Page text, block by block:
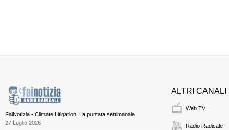
FaiNotizia - Climate Litigation. La puntata settimanale
27 Luglio 2026
ALTRI CANALI
Web TV
Radio Radicale